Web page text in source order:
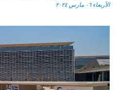
الأربعاء ٠٦ مارس ٢٠٢٤